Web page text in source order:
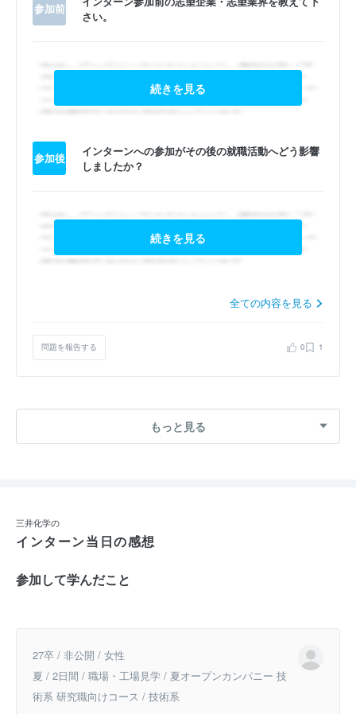
参加前
さい。
続きを見る
参加後
インターンへの参加がその後の就職活動へどう影響
しましたか？
続きを見る
全ての内容を見る
問題を報告する 0 1
もっと見る
三井化学の
インターン当日の感想
参加して学んだこと
27卒 / 非公開 / 女性
夏 / 2日間 / 職場・工場見学 / 夏オープンカンパニー 技
術系 研究職向けコース / 技術系